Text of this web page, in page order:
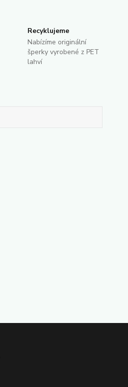
Recyklujeme
Nabízíme originální
šperky vyrobené z PET
lahví